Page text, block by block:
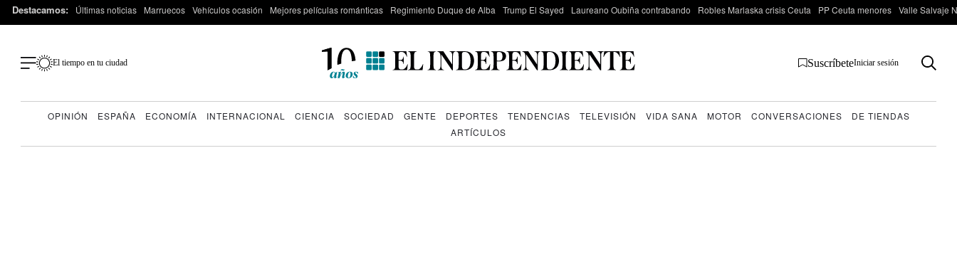
Destacamos: Últimas noticias Marruecos Vehículos ocasión Mejores películas románticas Regimiento Duque de Alba Trump El Sayed Laureano Oubiña contrabando Robles Marlaska crisis Ceuta PP Ceuta menores Valle Salvaje
El tiempo en tu ciudad SuscríbeteIniciar sesión
OPINIÓN ESPAÑA ECONOMÍA INTERNACIONAL CIENCIA SOCIEDAD GENTE DEPORTES TENDENCIAS TELEVISIÓN VIDA SANA MOTOR CONVERSACIONES
DE TIENDAS
ARTÍCULOS